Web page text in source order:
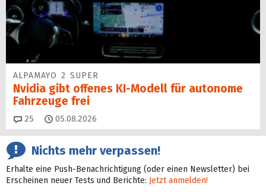
ALPAMAYO 2 SUPER
Nvidia gibt offenes KI-Modell für autonome
Fahrzeuge frei
25 Kommentare
05.08.2026
Nichts mehr verpassen!
Erhalte eine Push-Benachrichtigung (oder einen Newsletter) bei
Erscheinen neuer Tests und Berichte: Jetzt anmelden!